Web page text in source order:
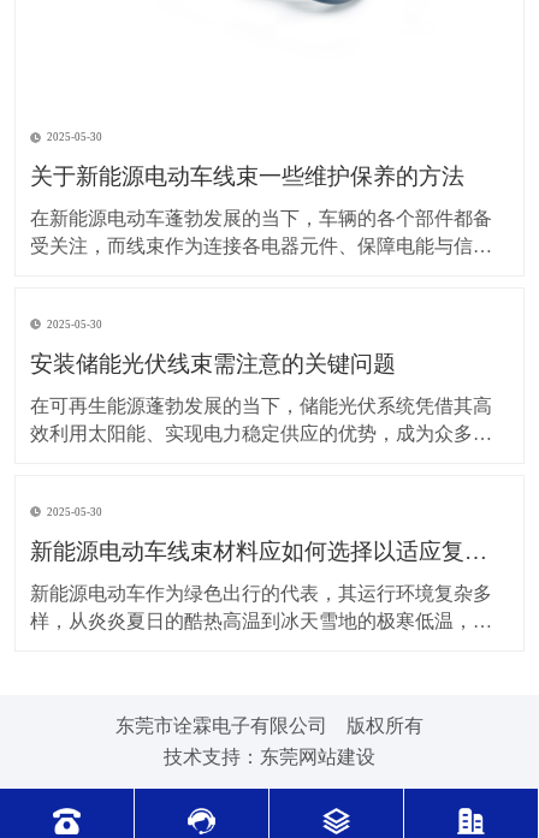
2025-05-30
关于新能源电动车线束一些维护保养的方法
在新能源电动车蓬勃发展的当下，车辆的各个部件都备
受关注，而线束作为连接各电器元件、保障电能与信号
让车辆运行更稳定、安全，还能延长其使用寿命。 日常
驾驶习惯对线束的影响不容小觑。平稳驾驶是维护线束
2025-05-30
安装储能光伏线束需注意的关键问题
在可再生能源蓬勃发展的当下，储能光伏系统凭借其高
效利用太阳能、实现电力稳定供应的优势，成为众多领
安全。因此，在安装储能光伏线束时，有许多问题需要
格外留意。 安装前的准备工作至关重要。在开始安装前
2025-05-30
新能源电动车线束材料应如何选择以适应复杂的环境温度范围？
新能源电动车作为绿色出行的代表，其运行环境复杂多
样，从炎炎夏日的酷热高温到冰天雪地的极寒低温，车
环境下，新能源电动车的电池、电机等部件工作时会散
东莞市诠霖电子有限公司 版权所有
技术支持： 东莞网站建设